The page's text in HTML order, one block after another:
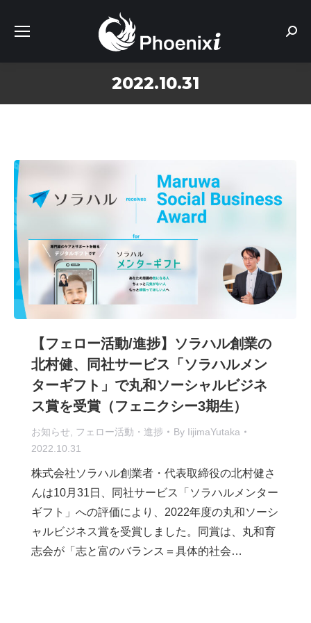
2022.10.31
【フェロー活動/進捗】ソラハル創業の
北村健、同社サービス「ソラハルメン
ターギフト」で丸和ソーシャルビジネ
ス賞を受賞（フェニクシー3期生）
お知らせ フェロー活動・進捗 By IijimaYutaka
2022.10.31
株式会社ソラハル創業者・代表取締役の北村健さ
んは10月31日、同社サービス「ソラハルメンター
ギフト」への評価により、2022年度の丸和ソーシ
ャルビジネス賞を受賞しました。同賞は、丸和育
志会が「志と富のバランス＝具体的社会…